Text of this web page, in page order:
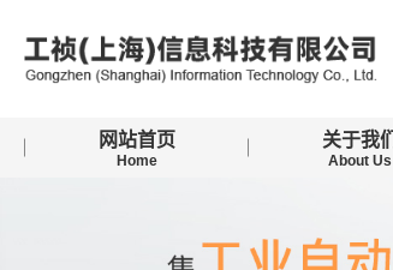
网站首页
Home
关于我们
About Us